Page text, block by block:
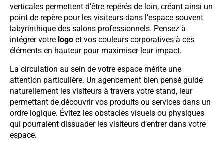
verticales permettent d’être repérés de loin, créant ainsi un
point de repère pour les visiteurs dans l’espace souvent
labyrinthique des salons professionnels. Pensez à
intégrer votre logo et vos couleurs corporatives à ces
éléments en hauteur pour maximiser leur impact.
La circulation au sein de votre espace mérite une
attention particulière. Un agencement bien pensé guide
naturellement les visiteurs à travers votre stand, leur
permettant de découvrir vos produits ou services dans un
ordre logique. Évitez les obstacles visuels ou physiques
qui pourraient dissuader les visiteurs d’entrer dans votre
espace.